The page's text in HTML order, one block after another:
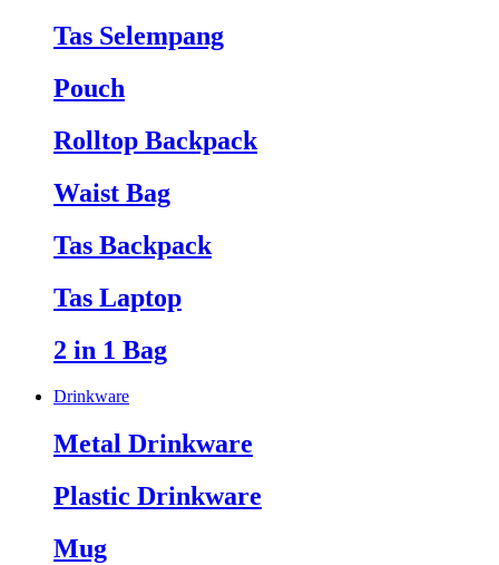
Tas Selempang
Pouch
Rolltop Backpack
Waist Bag
Tas Backpack
Tas Laptop
2 in 1 Bag
Drinkware
Metal Drinkware
Plastic Drinkware
Mug